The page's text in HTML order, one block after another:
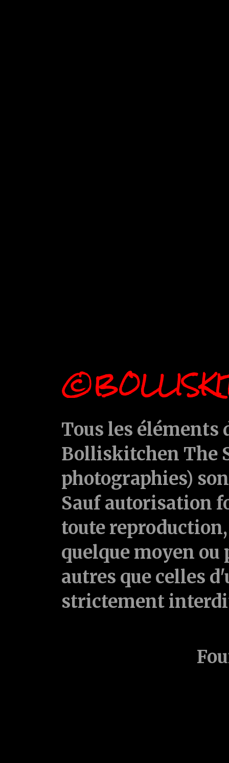
Tous les
Bolliskitchen The
photographies)
Sauf autorisation
toute
quelque moyen ou
autres que celles
strictement